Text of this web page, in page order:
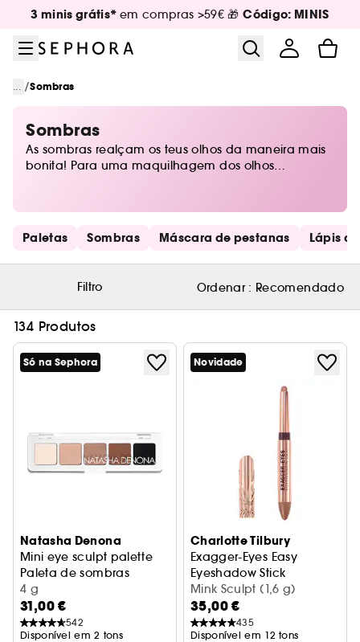
Ir para o menu
Ir para o conteúdo principal
Ir para o rodapé
3 minis grátis* em compras >59€ 🎁Código: MINIS
... /Sombras
Sombras
As sombras realçam os teus olhos da maneira mais
bonita! Para uma maquilhagem dos olhos
oferece-te o melhor para enalteceres a cor dos teus
olhos. Desde um look de olhos esfumados (ou o
famoso smokey eye) a um look de sombras
metálicas, vais dominar a arte de aplicar a sombra
Saltar os links rápidos
Paletas Sombras Máscara de pestanas Lápis
Filtro Ordenar : Recomendado
134 Produtos
Só na Sephora
Natasha Denona
Mini eye sculpt palette
Paleta de sombras
4 g
31,00 €
542
Disponível em 2 tons
Novidade
Charlotte Tilbury
Exagger-Eyes Easy
Eyeshadow Stick
Sombra de olhos em stick
Mink Sculpt (1,6 g)
35,00 €
435
Disponível em 12 tons